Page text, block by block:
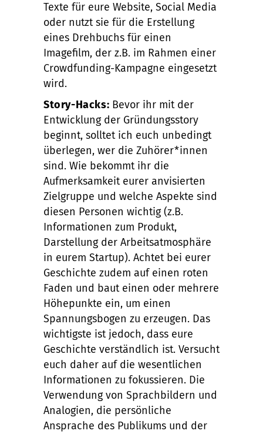
Texte für eure Website, Social Media
oder nutzt sie für die Erstellung
eines Drehbuchs für einen
Imagefilm, der z.B. im Rahmen einer
Crowdfunding-Kampagne eingesetzt
wird.
Story-Hacks: Bevor ihr mit der
Entwicklung der Gründungsstory
beginnt, solltet ich euch unbedingt
überlegen, wer die Zuhörer*innen
sind. Wie bekommt ihr die
Aufmerksamkeit eurer anvisierten
Zielgruppe und welche Aspekte sind
diesen Personen wichtig (z.B.
Informationen zum Produkt,
Darstellung der Arbeitsatmosphäre
in eurem Startup). Achtet bei eurer
Geschichte zudem auf einen roten
Faden und baut einen oder mehrere
Höhepunkte ein, um einen
Spannungsbogen zu erzeugen. Das
wichtigste ist jedoch, dass eure
Geschichte verständlich ist. Versucht
euch daher auf die wesentlichen
Informationen zu fokussieren. Die
Verwendung von Sprachbildern und
Analogien, die persönliche
Ansprache des Publikums und der